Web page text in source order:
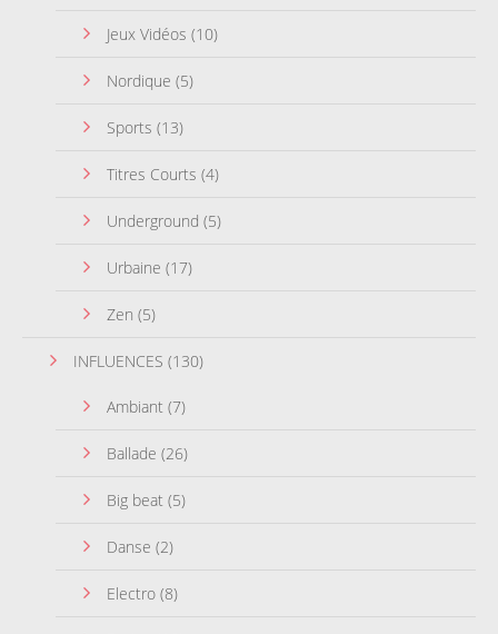
Jeux Vidéos (10)
Nordique (5)
Sports (13)
Titres Courts (4)
Underground (5)
Urbaine (17)
Zen (5)
INFLUENCES (130)
Ambiant (7)
Ballade (26)
Big beat (5)
Danse (2)
Electro (8)